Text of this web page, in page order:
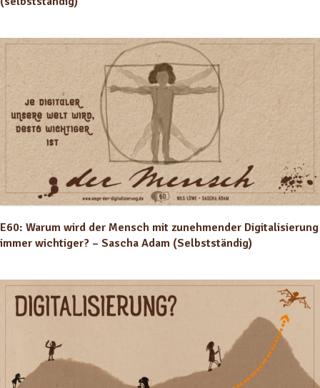
E60: Warum wird der Mensch mit zunehmender Digitalisierung
immer wichtiger? – Sascha Adam (Selbstständig)